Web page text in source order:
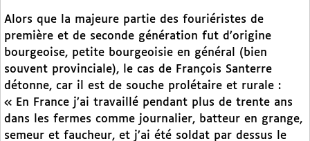
Alors que la majeure partie des fouriéristes de
première et de seconde génération fut d’origine
bourgeoise, petite bourgeoisie en général (bien
souvent provinciale), le cas de François Santerre
détonne, car il est de souche prolétaire et rurale :
« En France j’ai travaillé pendant plus de trente ans
dans les fermes comme journalier, batteur en grange,
semeur et faucheur, et j’ai été soldat par dessus le